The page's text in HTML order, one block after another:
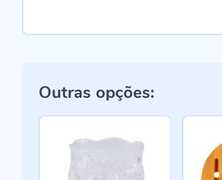
Outras opções: